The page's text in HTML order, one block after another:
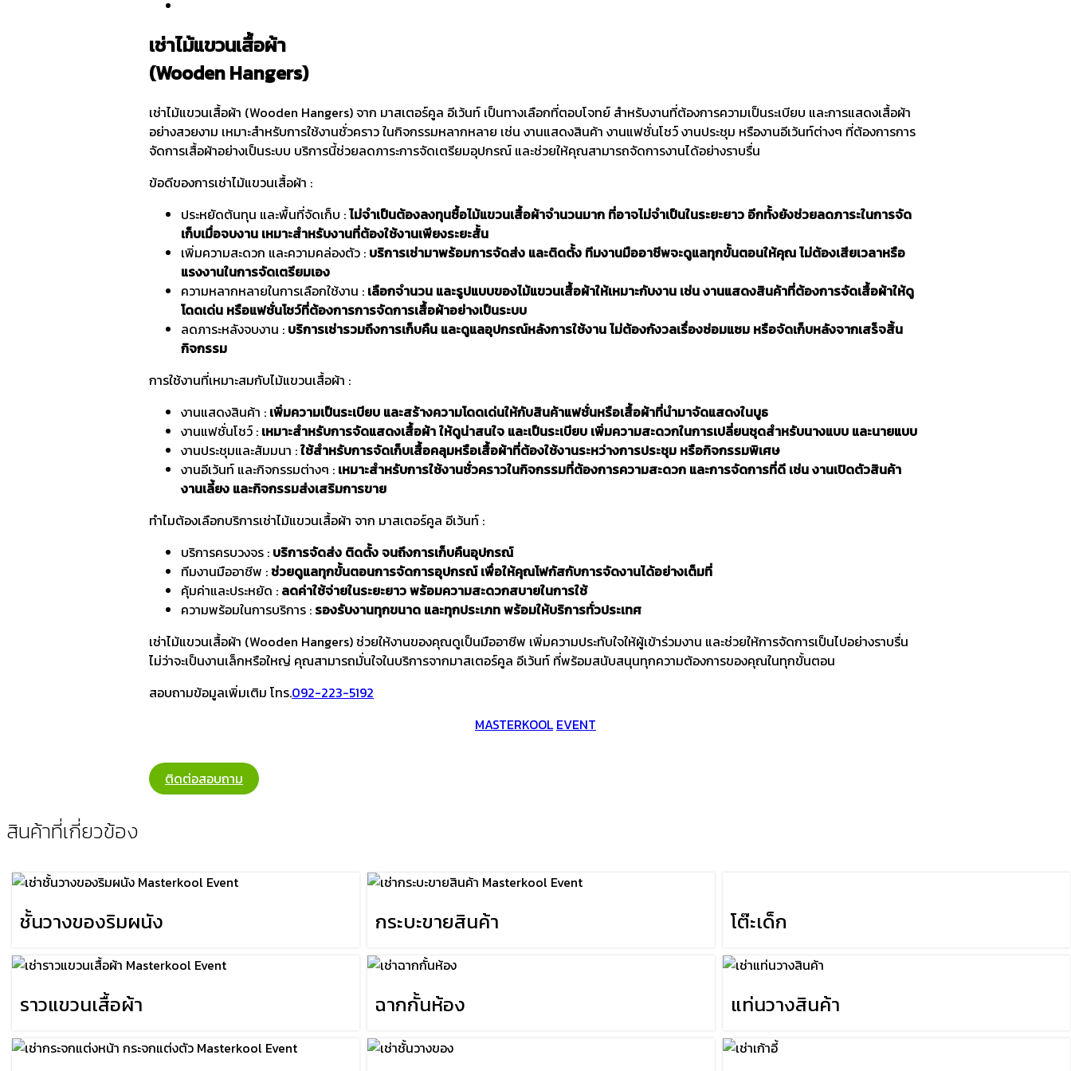
เช่าไม้แขวนเสื้อผ้า
(Wooden Hangers)
เช่าไม้แขวนเสื้อผ้า (Wooden Hangers) จาก มาสเตอร์คูล อีเว้นท์ เป็นทางเลือกที่ตอบโจทย์ สำหรับงานที่ต้องการความเป็นระเบียบ และการแสดงเสื้อผ้า
อย่างสวยงาม เหมาะสำหรับการใช้งานชั่วคราว ในกิจกรรมหลากหลาย เช่น งานแสดงสินค้า งานแฟชั่นโชว์ งานประชุม หรืองานอีเว้นท์ต่างๆ ที่ต้องการการ
จัดการเสื้อผ้าอย่างเป็นระบบ บริการนี้ช่วยลดภาระการจัดเตรียมอุปกรณ์ และช่วยให้คุณสามารถจัดการงานได้อย่างราบรื่น
ข้อดีของการเช่าไม้แขวนเสื้อผ้า :
ประหยัดต้นทุน และพื้นที่จัดเก็บ :ไม่จำเป็นต้องลงทุนซื้อไม้แขวนเสื้อผ้าจำนวนมาก ที่อาจไม่จำเป็นในระยะยาว อีกทั้งยังช่วยลดภาระในการจัด
เก็บเมื่อจบงาน เหมาะสำหรับงานที่ต้องใช้งานเพียงระยะสั้น
เพิ่มความสะดวก และความคล่องตัว : บริการเช่ามาพร้อมการจัดส่ง และติดตั้ง ทีมงานมืออาชีพจะดูแลทุกขั้นตอนให้คุณ ไม่ต้องเสียเวลาหรือ
แรงงานในการจัดเตรียมเอง
ความหลากหลายในการเลือกใช้งาน : เลือกจำนวน และรูปแบบของไม้แขวนเสื้อผ้าให้เหมาะกับงาน เช่น งานแสดงสินค้าที่ต้องการจัดเสื้อผ้าให้ดู
โดดเด่น หรือแฟชั่นโชว์ที่ต้องการการจัดการเสื้อผ้าอย่างเป็นระบบ
ลดภาระหลังจบงาน : บริการเช่ารวมถึงการเก็บคืน และดูแลอุปกรณ์หลังการใช้งาน ไม่ต้องกังวลเรื่องซ่อมแซม หรือจัดเก็บหลังจากเสร็จสิ้น
กิจกรรม
การใช้งานที่เหมาะสมกับไม้แขวนเสื้อผ้า :
งานแสดงสินค้า : เพิ่มความเป็นระเบียบ และสร้างความโดดเด่นให้กับสินค้าแฟชั่นหรือเสื้อผ้าที่นำมาจัดแสดงในบูธ
งานแฟชั่นโชว์ : เหมาะสำหรับการจัดแสดงเสื้อผ้า ให้ดูน่าสนใจ และเป็นระเบียบ เพิ่มความสะดวกในการเปลี่ยนชุดสำหรับนางแบบ และนายแบบ
งานประชุมและสัมมนา :ใช้สำหรับการจัดเก็บเสื้อคลุมหรือเสื้อผ้าที่ต้องใช้งานระหว่างการประชุม หรือกิจกรรมพิเศษ
งานอีเว้นท์ และกิจกรรมต่างๆ : เหมาะสำหรับการใช้งานชั่วคราวในกิจกรรมที่ต้องการความสะดวก และการจัดการที่ดี เช่น งานเปิดตัวสินค้า
งานเลี้ยง และกิจกรรมส่งเสริมการขาย
ทำไมต้องเลือกบริการเช่าไม้แขวนเสื้อผ้า จาก มาสเตอร์คูล อีเว้นท์ :
บริการครบวงจร : บริการจัดส่ง ติดตั้ง จนถึงการเก็บคืนอุปกรณ์
ทีมงานมืออาชีพ :ช่วยดูแลทุกขั้นตอนการจัดการอุปกรณ์ เพื่อให้คุณโฟกัสกับการจัดงานได้อย่างเต็มที่
คุ้มค่าและประหยัด : ลดค่าใช้จ่ายในระยะยาว พร้อมความสะดวกสบายในการใช้
ความพร้อมในการบริการ : รองรับงานทุกขนาด และทุกประเภท พร้อมให้บริการทั่วประเทศ
เช่าไม้แขวนเสื้อผ้า (Wooden Hangers) ช่วยให้งานของคุณดูเป็นมืออาชีพ เพิ่มความประทับใจให้ผู้เข้าร่วมงาน และช่วยให้การจัดการเป็นไปอย่างราบรื่น
ไม่ว่าจะเป็นงานเล็กหรือใหญ่ คุณสามารถมั่นใจในบริการจากมาสเตอร์คูล อีเว้นท์ ที่พร้อมสนับสนุนทุกความต้องการของคุณในทุกขั้นตอน
สอบถามข้อมูลเพิ่มเติม โทร.092-223-5192
MASTERKOOL EVENT
ติดต่อสอบถาม
สินค้าที่เกี่ยวข้อง
ชั้นวางของริมผนัง กระบะขายสินค้า โต๊ะเด็ก
ราวแขวนเสื้อผ้า ฉากกั้นห้อง แท่นวางสินค้า